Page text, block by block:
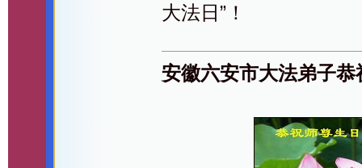
大法日”！
安徽六安市大法弟子